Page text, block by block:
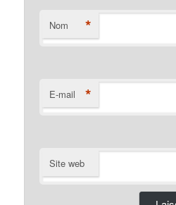
Nom *
E-mail *
Site web